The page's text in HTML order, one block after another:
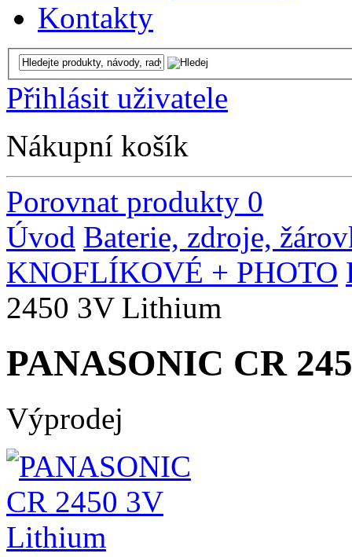
Kontakty
Přihlásit uživatele
Nákupní košík
Porovnat produkty 0
Úvod Baterie, zdroje,
KNOFLÍKOVÉ + PHOTO
2450 3V Lithium
PANASONIC CR
Výprodej